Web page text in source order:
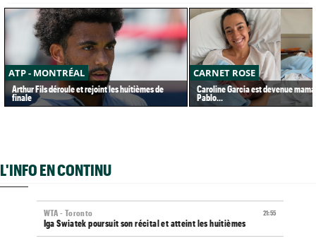
ATP - MONTRÉAL
Arthur Fils déroule et rejoint les huitièmes de
finale
CARNET ROSE
Caroline Garcia est devenue
Pablo...
L'INFO EN CONTINU
21:55
WTA - Toronto
Iga Swiatek poursuit son récital et atteint les huitièmes